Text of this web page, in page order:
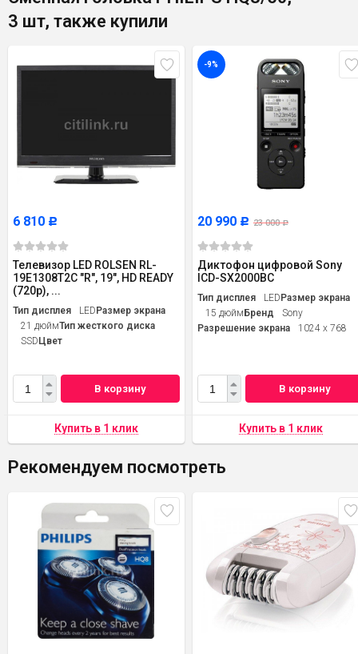
3 шт, также купили
6 810 Р
Телевизор LED ROLSEN RL-
19E1308T2C "R", 19", HD READY
(720p), ...
Тип дисплея LED Размер экрана
21 дюймТип жесткого диска
SSD Цвет
В корзину
-9%
20 990 Р 23 000Р
Диктофон цифровой Sony
ICD-SX2000BC
Тип дисплея LED Размер экрана
15 дюйм Бренд
Sony
Разрешение экрана
1024 x 768
В корзину
Рекомендуем посмотреть